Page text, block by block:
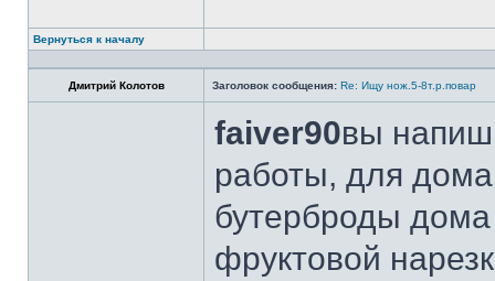
Вернуться к началу
Дмитрий Колотов Заголовок сообщения: Re: Ищу нож.5-8т.р.повар
faiver90вы
работы, для
бутерброды дома
фруктовой